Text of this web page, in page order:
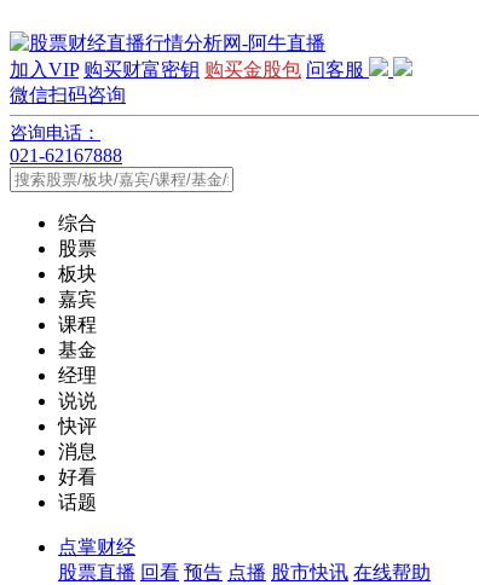
加入VIP 购买财富密钥 购买金股包 问客服
微信扫码咨询
咨询电话：
021-62167888
综合
股票
板块
嘉宾
课程
基金
经理
说说
快评
消息
好看
话题
点掌财经
股票直播 回看 预告 点播 股市快讯 在线帮助